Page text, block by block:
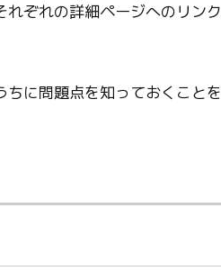
ぞれの詳細ページへのリンク
に問題点を知っておくことを